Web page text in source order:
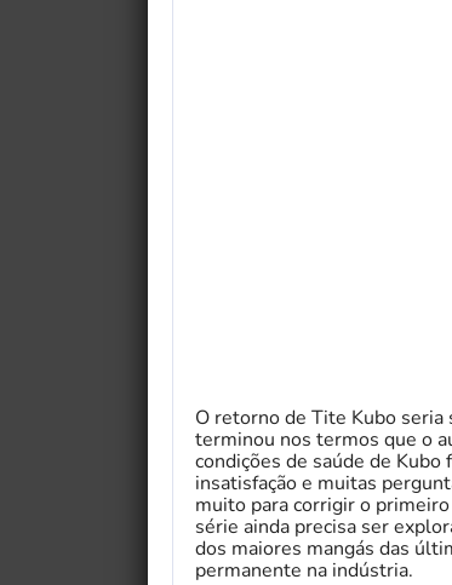
O retorno de Tite Kubo
terminou nos termos que o
condições de saúde de
insatisfação e muitas
muito para corrigir o
série ainda precisa ser
dos maiores mangás das
permanente na indústria.